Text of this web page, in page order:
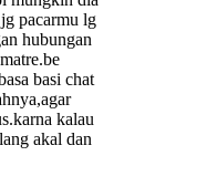
pacarmu lg
hubungan
basi chat
kalau
akal dan